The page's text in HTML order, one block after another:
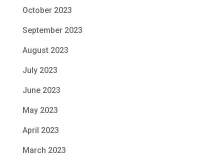
October 2023
September 2023
August 2023
July 2023
June 2023
May 2023
April 2023
March 2023